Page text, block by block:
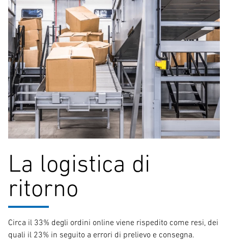
La logistica di
ritorno
Circa il 33% degli ordini online viene rispedito come resi, dei
quali il 23% in seguito a errori di prelievo e consegna.